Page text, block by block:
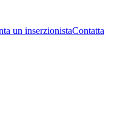
un inserzionistaContatta